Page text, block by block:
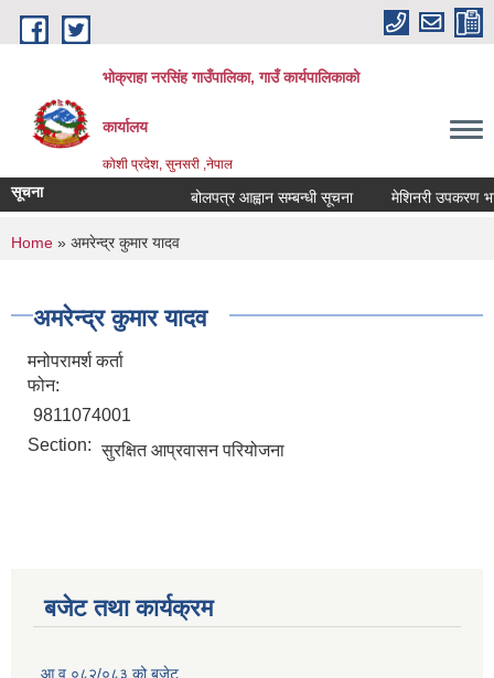
Skip to main content
भोक्राहा नरसिंह गाउँपालिका, गाउँ कार्यपालिकाको
कार्यालय
कोशी प्रदेश, सुनसरी ,नेपाल
सूचना बोलपत्र आह्वान सम्बन्धी सूचना मेशिनरी उपकरण
You are here
Home » अमरेन्द्र कुमार यादव
अमरेन्द्र कुमार यादव
मनोपरामर्श कर्ता
फोन:
9811074001
Section: सुरक्षित आप्रवासन परियोजना
बजेट तथा कार्यक्रम
आ.व.०८२/०८३ को बजेट